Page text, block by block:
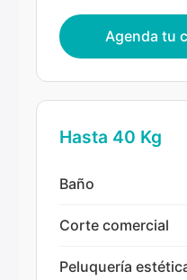
Agenda tu
Hasta 40 Kg
Baño
Corte comercial
Peluquería